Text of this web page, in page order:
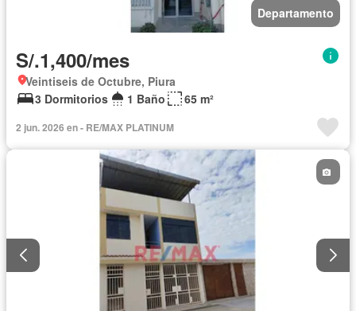
Departamento
S/.1,400/mes
Veintiseis de Octubre, Piura
3 Dormitorios
1 Baño 65 m²
2 jun. 2026 en - RE/MAX PLATINUM